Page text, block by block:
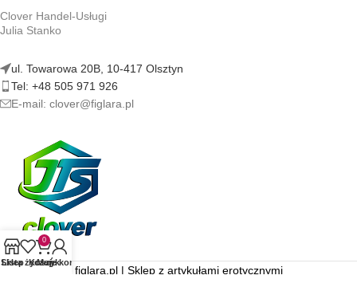
Clover Handel-Usługi
Julia Stanko
ul. Towarowa 20B, 10-417 Olsztyn
Tel: +48 505 971 926
E-mail: clover@figlara.pl
figlara.pl | Sklep z artykułami erotycznymi
Sklep
Lista życzeń
0
Koszyk
Moje konto